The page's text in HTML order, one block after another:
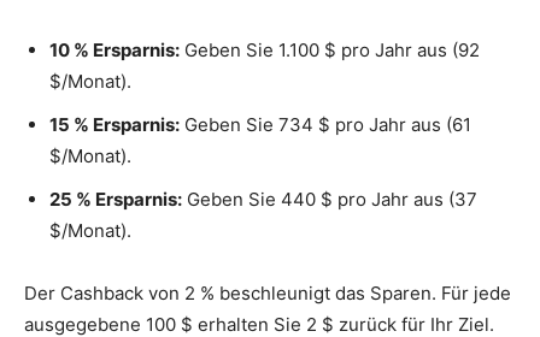
10 % Ersparnis: Geben Sie 1.100 $ pro Jahr aus (92
$/Monat).
15 % Ersparnis: Geben Sie 734 $ pro Jahr aus (61
$/Monat).
25 % Ersparnis: Geben Sie 440 $ pro Jahr aus (37
$/Monat).
Der Cashback von 2 % beschleunigt das Sparen. Für jede
ausgegebene 100 $ erhalten Sie 2 $ zurück für Ihr Ziel.